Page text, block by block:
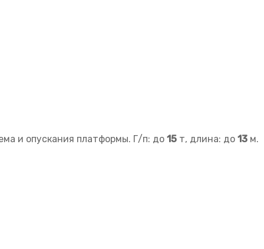
и опускания платформы. Г/п: до 15 т, длина: до 13 м.